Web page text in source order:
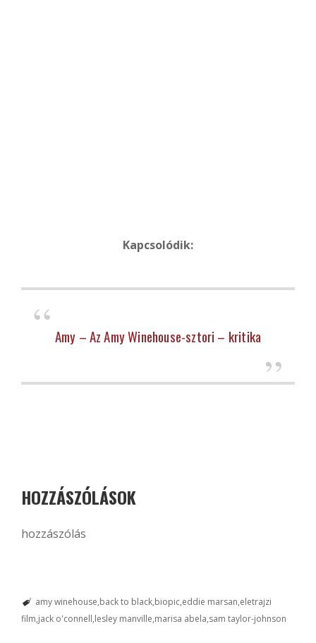
Kapcsolódik:
Amy – Az Amy Winehouse-sztori – kritika
HOZZÁSZÓLÁSOK
hozzászólás
amy winehouse back to black biopic eddie marsan eletrajzi
film jack o'connell lesley manville marisa abela sam taylor-johnson